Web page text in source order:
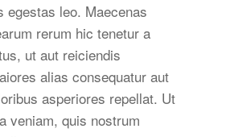
egestas leo. Maecenas
rerum hic tenetur a
ut aut reiciendis
alias consequatur aut
asperiores repellat. Ut
veniam, quis nostrum